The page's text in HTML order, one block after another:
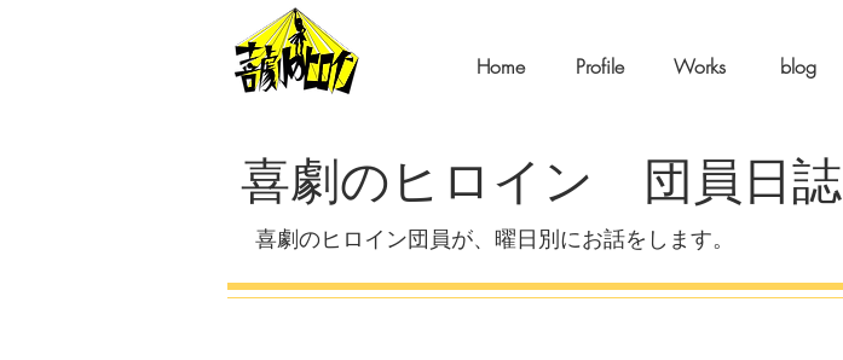
Home Profile Works blog
喜劇のヒロイン 団員日誌
喜劇のヒロイン団員が、曜日別にお話をします。